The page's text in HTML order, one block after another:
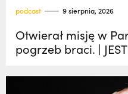
podcast 9 sierpnia, 2026
Otwierał misję w
pogrzeb braci. |